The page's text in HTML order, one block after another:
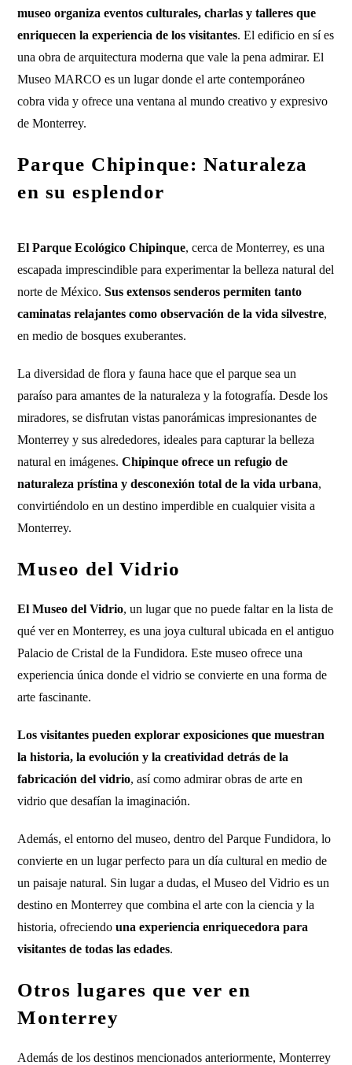
museo organiza eventos culturales, charlas y talleres que
enriquecen la experiencia de los visitantes. El edificio en sí es
una obra de arquitectura moderna que vale la pena admirar. El
Museo MARCO es un lugar donde el arte contemporáneo
cobra vida y ofrece una ventana al mundo creativo y expresivo
de Monterrey.
Parque Chipinque: Naturaleza
en su esplendor
El Parque Ecológico Chipinque, cerca de Monterrey, es una
escapada imprescindible para experimentar la belleza natural del
norte de México.Sus extensos senderos permiten tanto
caminatas relajantes como observación de la vida silvestre,
en medio de bosques exuberantes.
La diversidad de flora y fauna hace que el parque sea un
paraíso para amantes de la naturaleza y la fotografía. Desde los
miradores, se disfrutan vistas panorámicas impresionantes de
Monterrey y sus alrededores, ideales para capturar la belleza
natural en imágenes.Chipinque ofrece un refugio de
naturaleza prístina y desconexión total de la vida urbana,
convirtiéndolo en un destino imperdible en cualquier visita a
Monterrey.
Museo del Vidrio
El Museo del Vidrio, un lugar que no puede faltar en la lista de
qué ver en Monterrey, es una joya cultural ubicada en el antiguo
Palacio de Cristal de la Fundidora. Este museo ofrece una
experiencia única donde el vidrio se convierte en una forma de
arte fascinante.
Los visitantes pueden explorar exposiciones que muestran
la historia, la evolución y la creatividad detrás de la
fabricación del vidrio, así como admirar obras de arte en
vidrio que desafían la imaginación.
Además, el entorno del museo, dentro del Parque Fundidora, lo
convierte en un lugar perfecto para un día cultural en medio de
un paisaje natural. Sin lugar a dudas, el Museo del Vidrio es un
destino en Monterrey que combina el arte con la ciencia y la
historia, ofreciendo una experiencia enriquecedora para
visitantes de todas las edades.
Otros lugares que ver en
Monterrey
Además de los destinos mencionados anteriormente, Monterrey